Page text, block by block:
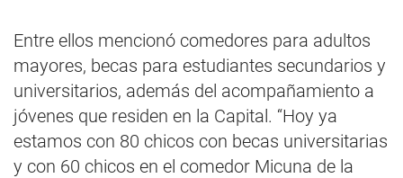
Entre ellos mencionó comedores para adultos
mayores, becas para estudiantes secundarios y
universitarios, además del acompañamiento a
jóvenes que residen en la Capital. “Hoy ya
estamos con 80 chicos con becas universitarias
y con 60 chicos en el comedor Micuna de la